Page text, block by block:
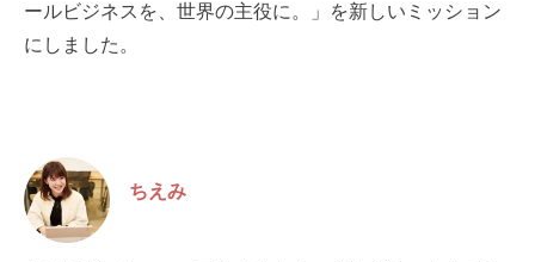
ールビジネスを、世界の主役に。」を新しいミッション
にしました。
ちえみ